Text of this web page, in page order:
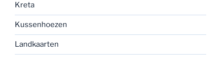
Kreta
Kussenhoezen
Landkaarten